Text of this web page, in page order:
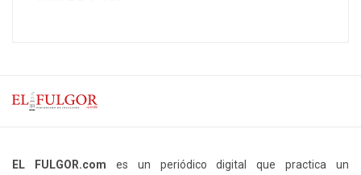
EL FULGOR.com es un periódico digital que practica un